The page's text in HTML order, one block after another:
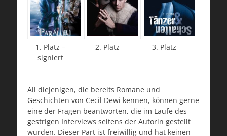
1. Platz –
signiert
2. Platz 3. Platz
All diejenigen, die bereits Romane und
Geschichten von Cecil Dewi kennen, können gerne
eine der Fragen beantworten, die im Laufe des
gestrigen Interviews seitens der Autorin gestellt
wurden. Dieser Part ist freiwillig und hat keinen